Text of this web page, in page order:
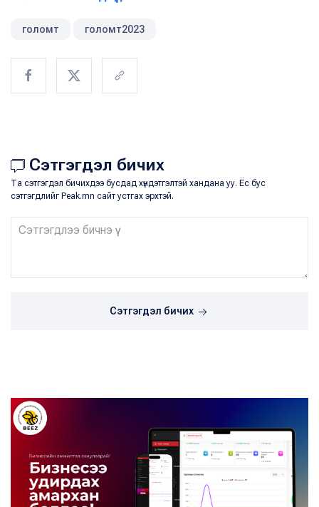
голомт голомт2023
Сэтгэгдэл бичих
Та сэтгэгдэл бичихдээ бусдад хүндэтгэлтэй хандана уу. Ёс бус
сэтгэгдлийг Peak.mn сайт устгах эрхтэй.
Сэтгэгдэл бичих